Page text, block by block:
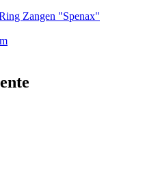
Zangen "Spenax"